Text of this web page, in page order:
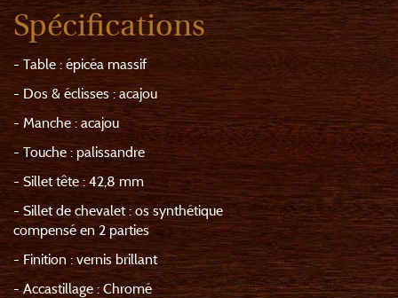
Spécifications
- Table : épicéa massif
- Dos & éclisses : acajou
- Manche : acajou
- Touche : palissandre
- Sillet tête : 42,8 mm
- Sillet de chevalet : os synthétique
compensé en 2 parties
- Finition : vernis brillant
- Accastillage : Chromé